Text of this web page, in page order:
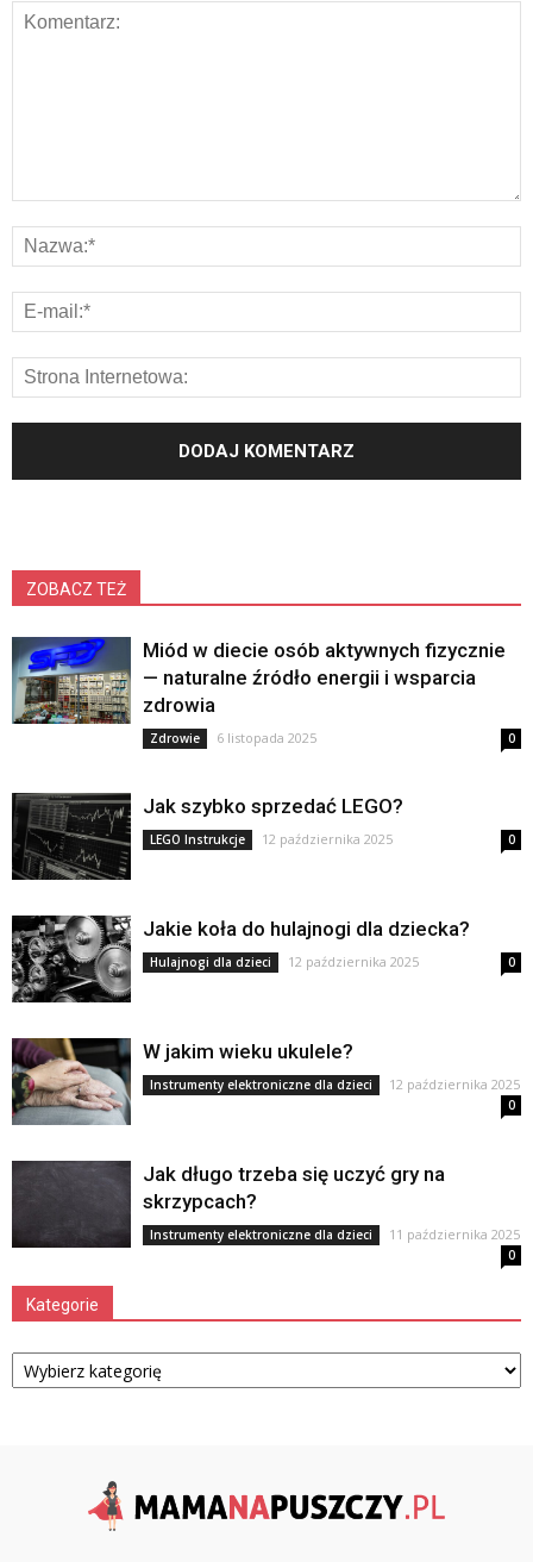
ZOBACZ TEŻ
Miód w diecie osób aktywnych fizycznie
— naturalne źródło energii i wsparcia
zdrowia
Zdrowie 6 listopada 2025 0
Jak szybko sprzedać LEGO?
LEGO Instrukcje 12 października 2025 0
Jakie koła do hulajnogi dla dziecka?
Hulajnogi dla dzieci 12 października 2025 0
W jakim wieku ukulele?
Instrumenty elektroniczne dla dzieci 12 października 2025
0
Jak długo trzeba się uczyć gry na
skrzypcach?
Instrumenty elektroniczne dla dzieci 11 października 2025
0
Kategorie
Kategorie